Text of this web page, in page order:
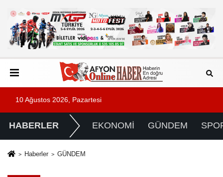
10 Ağustos 2026, Pazartesi
HABERLER EKONOMİ GÜNDEM
Haberler GÜNDEM